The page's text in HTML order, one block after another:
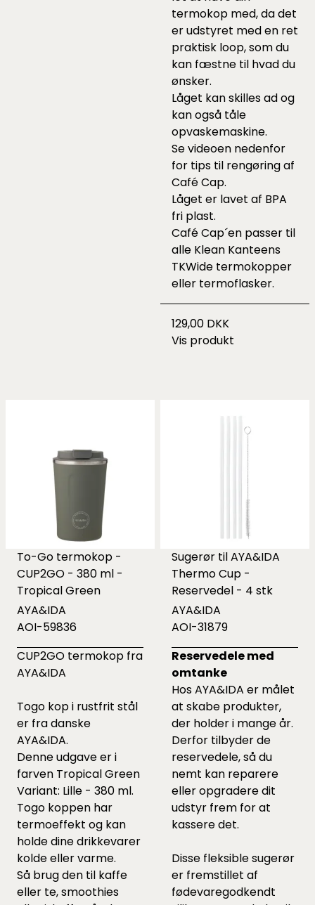
termokop med, da det
er udstyret med en ret
praktisk loop, som du
kan fæstne til hvad du
ønsker.
Låget kan skilles ad og
kan også tåle
opvaskemaskine.
Se videoen nedenfor
for tips til rengøring af
Café Cap.
Låget er lavet af BPA
fri plast.
Café Cap´en passer til
alle Klean Kanteens
TKWide termokopper
eller termoflasker.
129,00 DKK
Vis produkt
To-Go termokop -
CUP2GO - 380 ml -
Tropical Green
AYA&IDA
AOI-59836
CUP2GO termokop fra
AYA&IDA
Togo kop i rustfrit stål
er fra danske
AYA&IDA.
Denne udgave er i
farven Tropical Green
Variant: Lille - 380 ml.
Togo koppen har
termoeffekt og kan
holde dine drikkevarer
kolde eller varme.
Så brug den til kaffe
eller te, smoothies
Sugerør til AYA&IDA
Thermo Cup -
Reservedel - 4 stk
AYA&IDA
AOI-31879
Reservedele med
omtanke
Hos AYA&IDA er målet
at skabe produkter,
der holder i mange år.
Derfor tilbyder de
reservedele, så du
nemt kan reparere
eller opgradere dit
udstyr frem for at
kassere det.
Disse fleksible sugerør
er fremstillet af
fødevaregodkendt